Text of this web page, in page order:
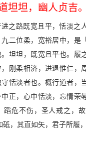
坦坦，幽人贞吉。
进之路既宽且平，恬淡之
二位柔，宽裕居中，是
坦坦，既宽且平也。履
刚柔相济，进退惟仁，
恬淡者也。概行道者，
正，心中恬淡，忘情荣
蹈危不伤，圣人戒之，故
砥，其直如矢，君子所履